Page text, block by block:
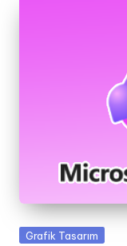
Posted
Grafik Tasarım